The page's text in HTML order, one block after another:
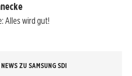
Alles wird gut!
ZU SAMSUNG SDI